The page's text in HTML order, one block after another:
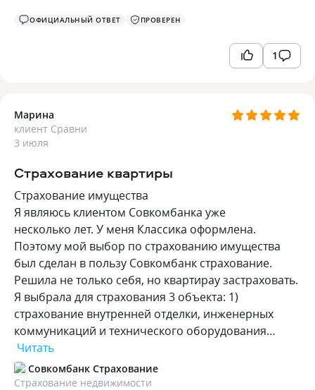
ОФИЦИАЛЬНЫЙ ОТВЕТ ПРОВЕРЕН
1
Марина
клиент Сравни
3 июля
Страхование квартиры
Страхование имущества
Я являюсь клиентом Совкомбанка уже
несколько лет. У меня Классика оформлена.
Поэтому мой выбор по страхованию имущества
был сделан в пользу Совкомбанк страхование.
Решила не только себя, но квартирау застраховать.
Я выбрала для страхования 3 объекта: 1)
страхование внутренней отделки, инженерных
коммуникаций и технического оборудования…
Читать
Совкомбанк Страхование
Страхование недвижимости